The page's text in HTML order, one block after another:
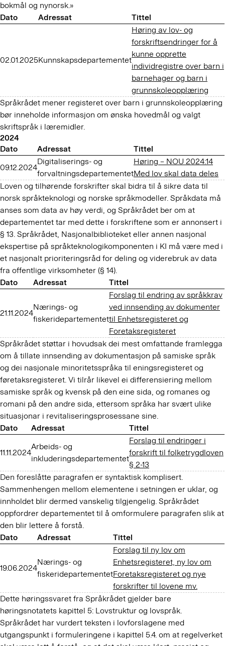
bokmål og nynorsk.»
Dato
Adressat Tittel
02.01.2025Kunnskapsdepartementet
Høring av lov- og
forskriftsendringer for å
kunne opprette
individregistre over barn i
barnehager og barn i
grunnskoleopplæring
Språkrådet mener registeret over barn i grunnskoleopplæring
bør inneholde informasjon om ønska hovedmål og valgt
skriftspråk i læremidler.
2024
Dato
Adressat
Tittel
09.12.2024
Digitaliserings- og
forvaltningsdepartementet
Høring – NOU 2024:14
Med lov skal data deles
Loven og tilhørende forskrifter skal bidra til å sikre data til
norsk språkteknologi og norske språkmodeller. Språkdata må
anses som data av høy verdi, og Språkrådet ber om at
departementet tar med dette i forskriftene som er annonsert i
§ 13. Språkrådet, Nasjonalbiblioteket eller annen nasjonal
ekspertise på språkteknologikomponenten i KI må være med i
et nasjonalt prioriteringsråd for deling og viderebruk av data
fra offentlige virksomheter (§ 14).
Dato
Adressat Tittel
21.11.2024
Nærings- og
fiskeridepartementet
Forslag til endring av språkkrav
ved innsending av dokumenter
til Enhetsregisteret og
Foretaksregisteret
Språkrådet støttar i hovudsak dei mest omfattande framlegga
om å tillate innsending av dokumentasjon på samiske språk
og dei nasjonale minoritetsspråka til eningsregisteret og
føretaksregisteret. Vi tilrår likevel ei differensiering mellom
samiske språk og kvensk på den eine sida, og romanes og
romani på den andre sida, ettersom språka har svært ulike
situasjonar i revitaliseringsprosessane sine.
Dato
Adressat Tittel
11.11.2024
Arbeids- og
inkluderingsdepartementet
Forslag til endringer i
forskrift til folketrygdloven
§ 2-13
Den foreslåtte paragrafen er syntaktisk komplisert.
Sammenhengen mellom elementene i setningen er uklar, og
innholdet blir dermed vanskelig tilgjengelig. Språkrådet
oppfordrer departementet til å omformulere paragrafen slik at
den blir lettere å forstå.
Dato
Adressat Tittel
19.06.2024
Nærings- og
fiskeridepartementet
Forslag til ny lov om
Enhetsregisteret, ny lov om
Foretaksregisteret og nye
forskrifter til lovene mv.
Dette høringssvaret fra Språkrådet gjelder bare
høringsnotatets kapittel 5: Lovstruktur og lovspråk.
Språkrådet har vurdert teksten i lovforslagene med
utgangspunkt i formuleringene i kapittel 5.4. om at regelverket